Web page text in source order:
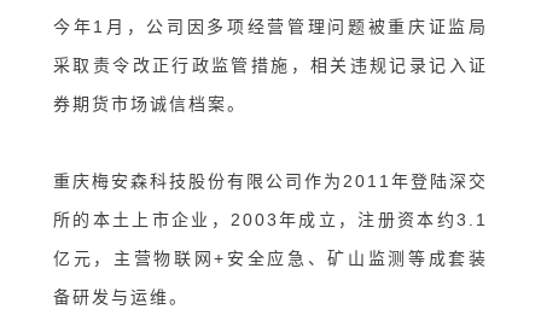
今年1月，公司因多项经营管理问题被重庆证监局
采取责令改正行政监管措施，相关违规记录记入证
券期货市场诚信档案。
重庆梅安森科技股份有限公司作为2011年登陆深交
所的本土上市企业，2003年成立，注册资本约3.1
亿元，主营物联网+安全应急、矿山监测等成套装
备研发与运维。